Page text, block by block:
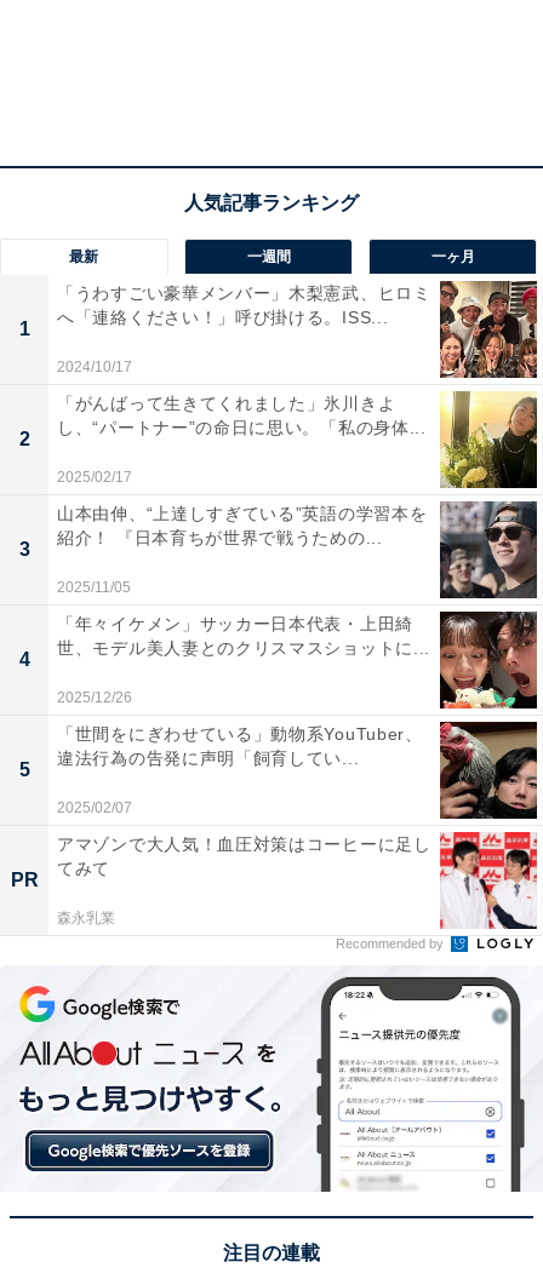
最新 一週間 一ヶ月
1
「うわすごい豪華メンバー」木梨憲武、ヒロミ
へ「連絡ください！」呼び掛ける。ISS...
2024/10/17
2
「がんばって生きてくれました」氷川きよ
し、“パートナー”の命日に思い。「私の身体...
2025/02/17
3
山本由伸、“上達しすぎている”英語の学習本を
紹介！ 『日本育ちが世界で戦うための...
2025/11/05
4
「年々イケメン」サッカー日本代表・上田綺
世、モデル美人妻とのクリスマスショットに...
2025/12/26
5
「世間をにぎわせている」動物系YouTuber、
違法行為の告発に声明「飼育してい...
2025/02/07
PR
アマゾンで大人気！血圧対策はコーヒーに足し
てみて
森永乳業
Recommended by
注目の連載